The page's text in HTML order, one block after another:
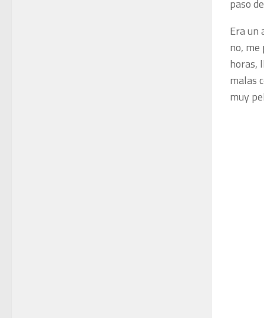
paso
Era un
no, me
horas,
malas
muy